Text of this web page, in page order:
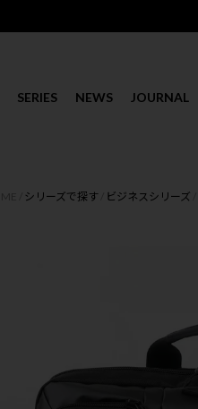
SERIES NEWS JOURNAL
シリーズで探す ビジネスシリーズ